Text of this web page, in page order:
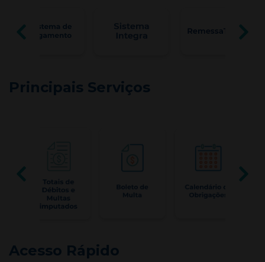
Principais Serviços
Acesso Rápido